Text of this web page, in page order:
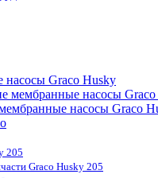
насосы Graco Husky
насосы Graco
205
Graco Husky 205